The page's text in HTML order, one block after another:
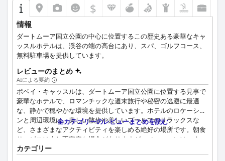
$
情報
ダートムーア国立公園の中心に位置するこの歴史ある豪華なキャ
ッスルホテルは、渓谷の端の高台にあり、スパ、ゴルフコース、
無料駐車場を提供しています。
レビューのまとめ
AIによる要約
ボベイ・キャッスルは、ダートムーア国立公園に位置する見事で
豪華なホテルで、ロマンチックな週末旅行や秘密の逃避に最適
な、静かで穏やかな環境を提供しています。ホテルのロケーショ
ンと周辺環境は、美しい散歩や美しいプールでのリラックスな
ど、さまざまなアクティビティを楽しめる絶好の場所です。朝食
サービスは少し不安定な場合がありますが、メニューにはいくつ
かの掘り出し物があります。ダイニングの選択肢は、何人かのゲ
ストに複雑な感情を残しましたが、バーは肯定的な評価を受け、
全カテゴリーのレビューまとめを読む
カテゴリー